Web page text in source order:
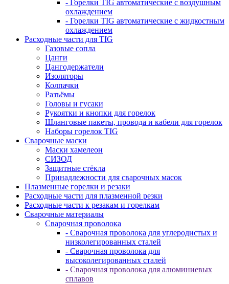
- Горелки TIG автоматические с воздушным
охлаждением
- Горелки TIG автоматические с жидкостным
охлаждением
Расходные части для TIG
Газовые сопла
Цанги
Цангодержатели
Изоляторы
Колпачки
Разъёмы
Головы и гусаки
Рукоятки и кнопки для горелок
Шланговые пакеты, провода и кабели для горелок
Наборы горелок TIG
Сварочные маски
Маски хамелеон
СИЗОД
Защитные стёкла
Принадлежности для сварочных масок
Плазменные горелки и резаки
Расходные части для плазменной резки
Расходные части к резакам и горелкам
Сварочные материалы
Сварочная проволока
- Сварочная проволока для углеродистых и
низколегированных сталей
- Сварочная проволока для
высоколегированных сталей
- Сварочная проволока для алюминиевых
сплавов